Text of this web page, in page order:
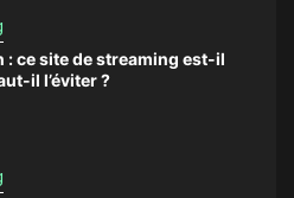
: ce site de streaming est-il
il l’éviter ?